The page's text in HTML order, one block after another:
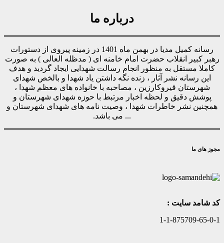
درباره ما
رسانه کمیل مدیا در بهمن ماه 1401 در زمینه پیروی از دستورات
رهبر کبیر انقلاب حضرت امام خامنه ای ( مدظله العالی ) به صورت
کاملا مستقل به منظور انجام رسالت شهدایی ایجاد گردید و هدف
این رسانه نشر آثار ، زنده نگه داشتن یاد شهدا و بالخص شهدای
شهرستان قیروکارزین ، مصاحبه با خانواده های معظم شهدا ،
پوشش دقیق و لحظه اخبار مرتبط با حوزه شهدای شهرستان و
همچنین نشر خاطرات شهدا ، وصیت نامه های شهدای شهرستان و
... می باشد.
مجوز های ما
کد شامد سایت :
1-1-875709-65-0-1